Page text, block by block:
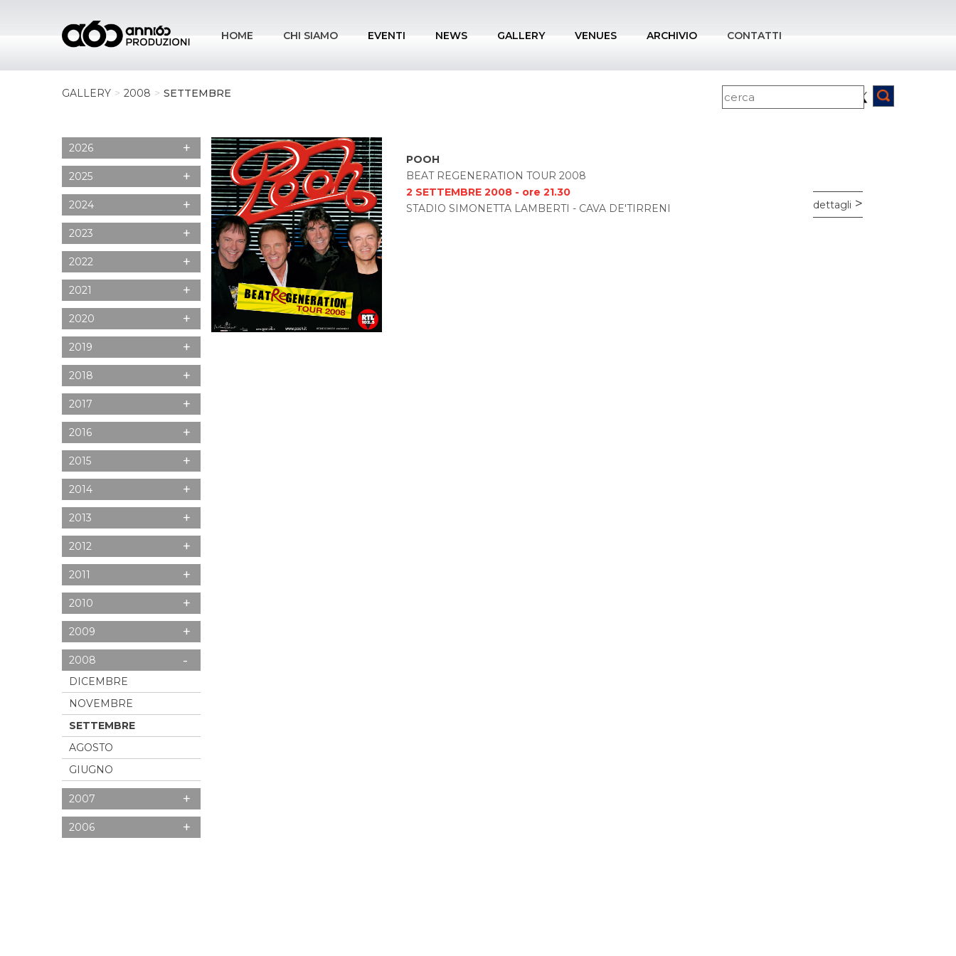
HOME CHI SIAMO EVENTI NEWS GALLERY VENUES ARCHIVIO CONTATTI
GALLERY 2008 SETTEMBRE
2026 +
2025 +
2024 +
2023 +
2022 +
2021 +
2020 +
2019 +
2018 +
2017 +
2016 +
2015 +
2014 +
2013 +
2012 +
2011 +
2010 +
2009 +
2008 -
DICEMBRE
NOVEMBRE
SETTEMBRE
AGOSTO
GIUGNO
2007 +
2006 +
POOH
BEAT REGENERATION TOUR 2008
2 SETTEMBRE 2008 - ore 21.30
STADIO SIMONETTA LAMBERTI - CAVA DE'TIRRENI
dettagli